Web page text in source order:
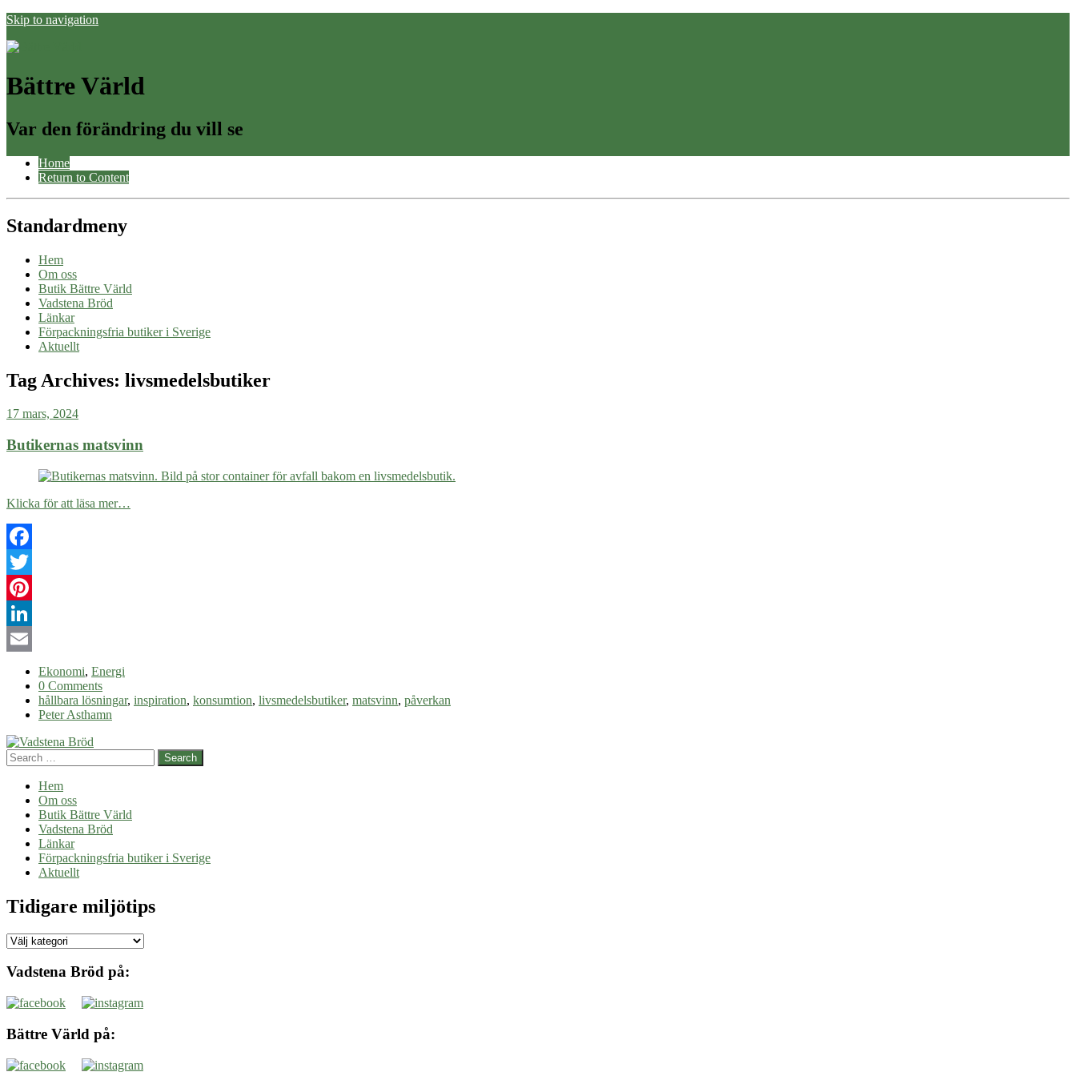
Skip to navigation
Bättre Värld
Var den förändring du vill se
Home
Return to Content
Standardmeny
Hem
Om oss
Butik Bättre Värld
Vadstena Bröd
Länkar
Förpackningsfria butiker i Sverige
Aktuellt
Tag Archives: livsmedelsbutiker
17 mars, 2024
Butikernas matsvinn
Klicka för att läsa mer…
Facebook
Twitter
Pinterest
LinkedIn
Ekonomi, Energi
0 Comments
hållbara lösningar, inspiration, konsumtion, livsmedelsbutiker, matsvinn, påverkan
Peter Asthamn
Search
Hem
Om oss
Butik Bättre Värld
Vadstena Bröd
Länkar
Förpackningsfria butiker i Sverige
Aktuellt
Tidigare miljötips
Tidigare
Vadstena Bröd på:
Bättre Värld på: